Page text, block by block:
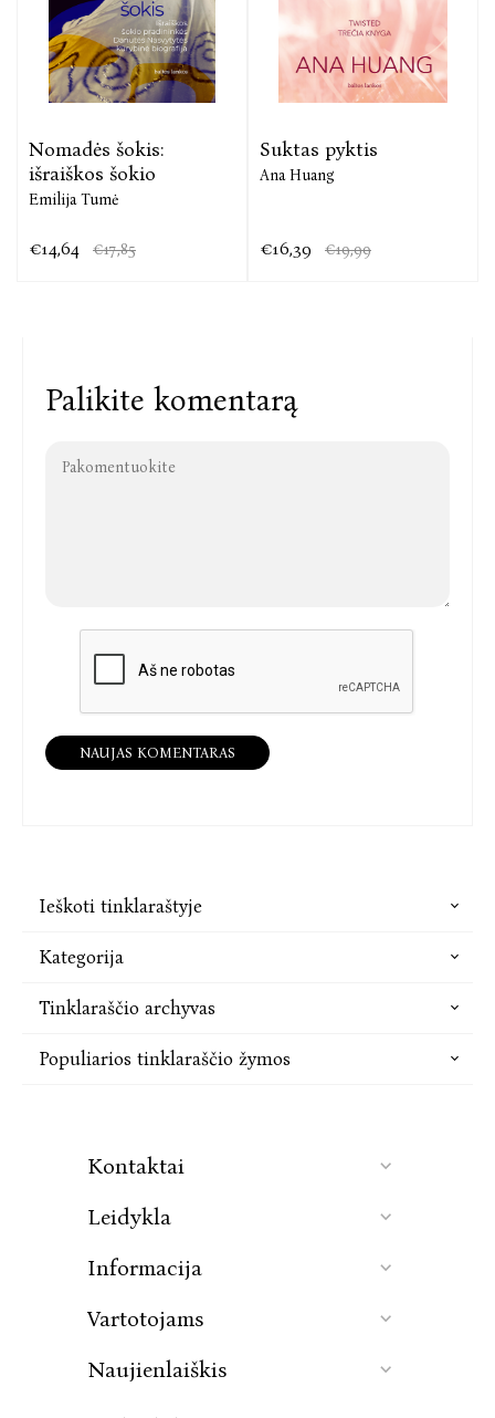
Nomadės šokis:
išraiškos šokio
Emilija Tumė
€14,64 €17,85
Suktas pyktis
Ana Huang
€16,39 €19,99
Palikite komentarą
NAUJAS KOMENTARAS
Ieškoti tinklaraštyje
Kategorija
Tinklaraščio archyvas
Populiarios tinklaraščio žymos
Kontaktai
Leidykla
Informacija
Vartotojams
Naujienlaiškis